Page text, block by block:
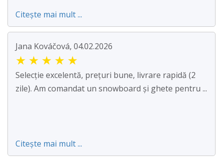
Citește mai mult ...
Jana Kováčová, 04.02.2026
★ ★ ★ ★ ★
Selecție excelentă, prețuri bune, livrare rapidă (2
zile). Am comandat un snowboard și ghete pentru ...
Citește mai mult ...